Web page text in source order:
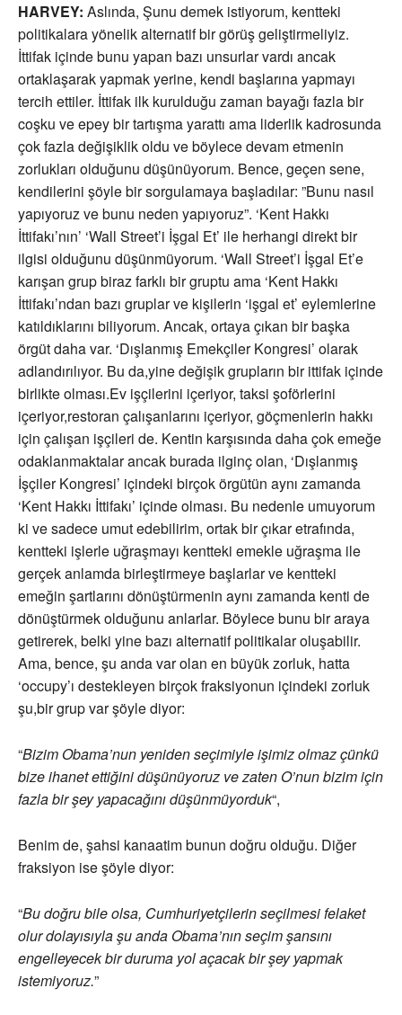
HARVEY: Aslında, Şunu demek istiyorum, kentteki
politikalara yönelik alternatif bir görüş geliştirmeliyiz.
İttifak içinde bunu yapan bazı unsurlar vardı ancak
ortaklaşarak yapmak yerine, kendi başlarına yapmayı
tercih ettiler. İttifak ilk kurulduğu zaman bayağı fazla bir
coşku ve epey bir tartışma yarattı ama liderlik kadrosunda
çok fazla değişiklik oldu ve böylece devam etmenin
zorlukları olduğunu düşünüyorum. Bence, geçen sene,
kendilerini şöyle bir sorgulamaya başladılar: ”Bunu nasıl
yapıyoruz ve bunu neden yapıyoruz”. ‘Kent Hakkı
İttifakı’nın’ ‘Wall Street’i İşgal Et’ ile herhangi direkt bir
ilgisi olduğunu düşünmüyorum. ‘Wall Street’i İşgal Et’e
karışan grup biraz farklı bir gruptu ama ‘Kent Hakkı
İttifakı’ndan bazı gruplar ve kişilerin ‘işgal et’ eylemlerine
katıldıklarını biliyorum. Ancak, ortaya çıkan bir başka
örgüt daha var. ‘Dışlanmış Emekçiler Kongresi’ olarak
adlandırılıyor. Bu da,yine değişik grupların bir ittifak içinde
birlikte olması.Ev işçilerini içeriyor, taksi şoförlerini
içeriyor,restoran çalışanlarını içeriyor, göçmenlerin hakkı
için çalışan işçileri de. Kentin karşısında daha çok emeğe
odaklanmaktalar ancak burada ilginç olan, ‘Dışlanmış
İşçiler Kongresi’ içindeki birçok örgütün aynı zamanda
‘Kent Hakkı İttifakı’ içinde olması. Bu nedenle umuyorum
ki ve sadece umut edebilirim, ortak bir çıkar etrafında,
kentteki işlerle uğraşmayı kentteki emekle uğraşma ile
gerçek anlamda birleştirmeye başlarlar ve kentteki
emeğin şartlarını dönüştürmenin aynı zamanda kenti de
dönüştürmek olduğunu anlarlar. Böylece bunu bir araya
getirerek, belki yine bazı alternatif politikalar oluşabilir.
Ama, bence, şu anda var olan en büyük zorluk, hatta
‘occupy’ı destekleyen birçok fraksiyonun içindeki zorluk
şu,bir grup var şöyle diyor:
“Bizim Obama’nun yeniden seçimiyle işimiz olmaz çünkü
bize ihanet ettiğini düşünüyoruz ve zaten O’nun bizim için
fazla bir şey yapacağını düşünmüyorduk“,
Benim de, şahsi kanaatim bunun doğru olduğu. Diğer
fraksiyon ise şöyle diyor:
“Bu doğru bile olsa, Cumhuriyetçilerin seçilmesi felaket
olur dolayısıyla şu anda Obama’nın seçim şansını
engelleyecek bir duruma yol açacak bir şey yapmak
istemiyoruz.”